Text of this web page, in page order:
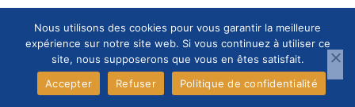
Nous utilisons des cookies pour vous garantir la meilleure
expérience sur notre site web. Si vous continuez à utiliser ce
site, nous supposerons que vous en êtes satisfait.
Accepter
Refuser Politique de confidentialité